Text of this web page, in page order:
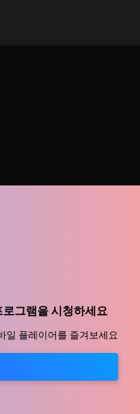
그램을 시청하세요
일 플레이어를 즐겨보세요